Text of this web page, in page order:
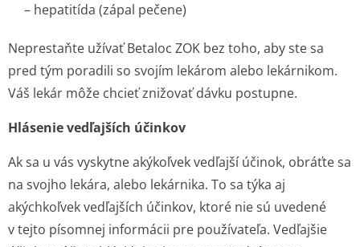
– hepatitída (zápal pečene)
Neprestaňte užívať Betaloc ZOK bez toho, aby ste sa
pred tým poradili so svojím lekárom alebo lekárnikom.
Váš lekár môže chcieť znižovať dávku postupne.
Hlásenie vedľajších účinkov
Ak sa u vás vyskytne akýkoľvek vedľajší účinok, obráťte sa
na svojho lekára, alebo lekárnika. To sa týka aj
akýchkoľvek vedľajších účinkov, ktoré nie sú uvedené
v tejto písomnej informácii pre používateľa. Vedľajšie